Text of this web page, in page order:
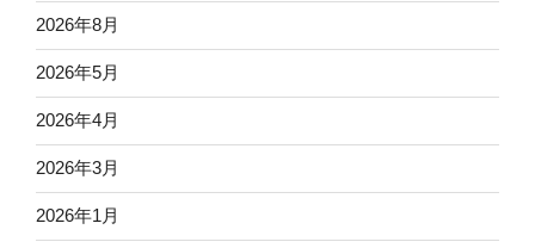
2026年8月
2026年5月
2026年4月
2026年3月
2026年1月